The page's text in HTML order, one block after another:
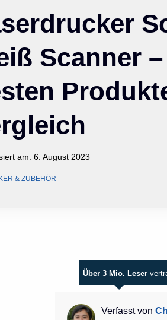
Scanner
am:6. August 2023
& ZUBEHÖR
Über 3 Mio. Leser
Verfasst von